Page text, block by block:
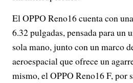
El OPPO Reno16 cuenta con
6.32 pulgadas, pensada para un
sola mano, junto con un marco
aeroespacial que ofrece un
mismo, el OPPO Reno16 F, por